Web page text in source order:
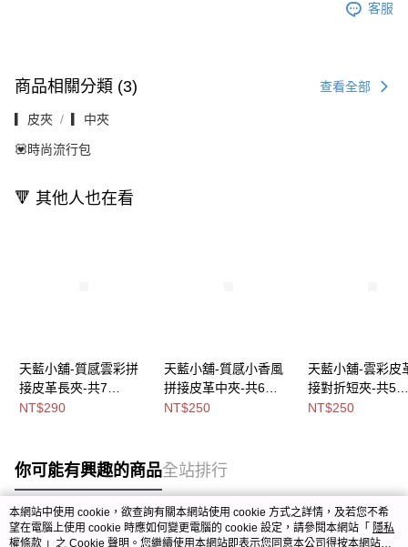
客服
商品相關分類 (3) 查看全部
▎皮夾 ▎中夾
💟時尚流行包
🔻 其他人也在看
天藍小舖-質感雲彩拼
接皮革長夾-共7
色-$290【A08081944
NT$290
天藍小舖-質感小香風
拼接皮革中夾-共6
色-$250【A08081825
NT$250
天藍小舖-雲彩皮
接對折短夾-共5
色-$250【
NT$250
你可能有興趣的商品全站排行
熱門標籤
本網站中使用 cookie，欲查詢有關本網站使用 cookie 方式之詳情，及若您不希
望在電腦上使用 cookie 時應如何變更電腦的 cookie 設定，請參閱本網站「 隱私
權條款 」之 Cookie 聲明。您繼續使用本網站即表示您同意本公司得按本網站使